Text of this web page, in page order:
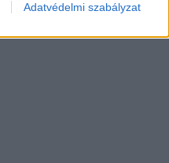
Adatvédelmi szabályzat